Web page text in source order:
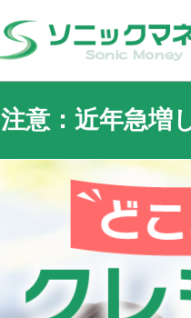
注意：近年急増
・X（旧Twitter）・Instagram・
・当サイトの利用に際して身分
等、大変悪質な事案が発生してお
資金調達のために弊社を紹介さ
※弊社は投資や副業関連の業者